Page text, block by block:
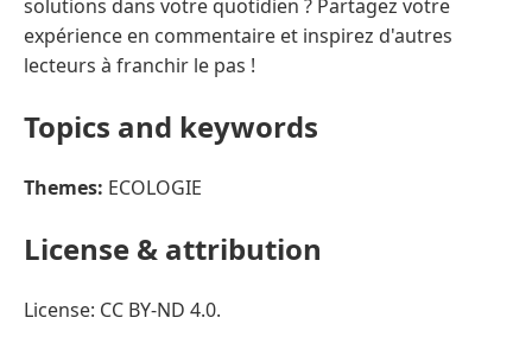
solutions dans votre quotidien ? Partagez votre
expérience en commentaire et inspirez d'autres
lecteurs à franchir le pas !
Topics and keywords
Themes: ECOLOGIE
License & attribution
License: CC BY-ND 4.0.